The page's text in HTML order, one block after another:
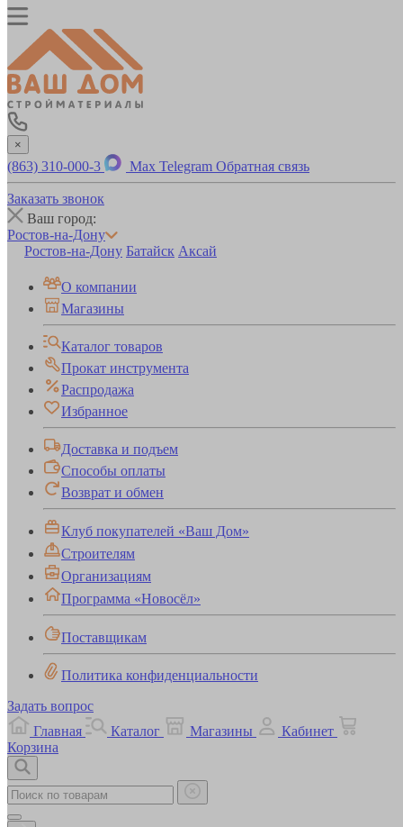
×
(863) 310-000-3 Max Telegram Обратная связь
Заказать звонок
Ваш город:
Ростов-на-Дону
Ростов-на-Дону Батайск Аксай
О компании
Магазины
Каталог товаров
Прокат инструмента
Распродажа
Избранное
Доставка и подъем
Способы оплаты
Возврат и обмен
Клуб покупателей «Ваш Дом»
Строителям
Организациям
Программа «Новосёл»
Поставщикам
Политика конфиденциальности
Задать вопрос
Главная
Каталог Магазины
Кабинет
Корзина